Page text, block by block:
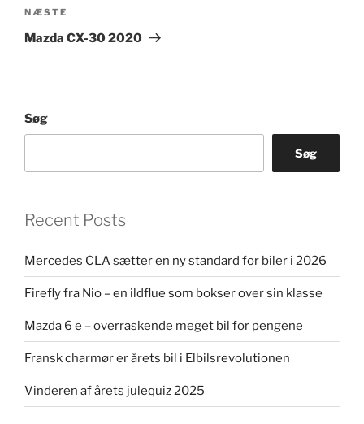
Næste
indlæg
NÆSTE
Mazda CX-30 2020
Søg
Søg
Recent Posts
Mercedes CLA sætter en ny standard for biler i 2026
Firefly fra Nio – en ildflue som bokser over sin klasse
Mazda 6 e – overraskende meget bil for pengene
Fransk charmør er årets bil i Elbilsrevolutionen
Vinderen af årets julequiz 2025